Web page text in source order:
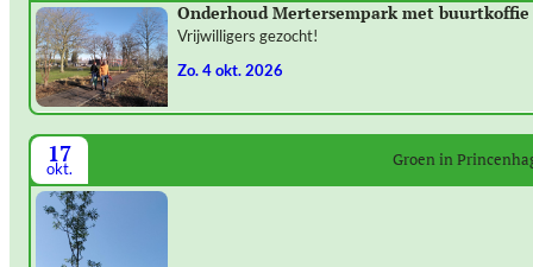
Onderhoud Mertersempark met buurtkoffie
Vrijwilligers gezocht!
zo. 4 okt. 2026
17
okt. Groen in